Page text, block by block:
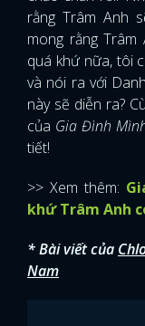
rằng Trâm Anh
mong rằng
quá khứ nữa, tôi
và nói ra với
này sẽ diễn ra?
của Gia Đình
tiết!
>> Xem thêm:
khứ Trâm Anh
* Bài viết của
Nam